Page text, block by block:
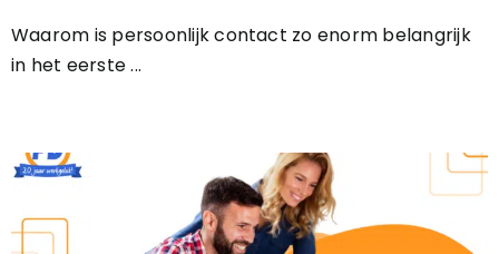
Waarom is persoonlijk contact zo enorm belangrijk
in het eerste ...